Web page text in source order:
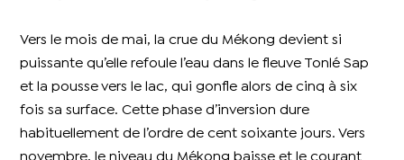
Vers le mois de mai, la crue du Mékong devient si
puissante qu’elle refoule l’eau dans le fleuve Tonlé Sap
et la pousse vers le lac, qui gonfle alors de cinq à six
fois sa surface. Cette phase d’inversion dure
habituellement de l’ordre de cent soixante jours. Vers
novembre, le niveau du Mékong baisse et le courant